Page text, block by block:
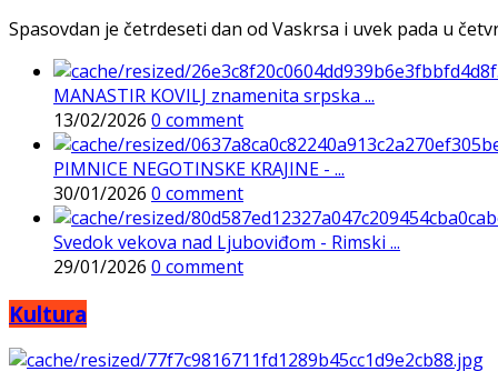
Spasovdan je četrdeseti dan od Vaskrsa i uvek pada u
MANASTIR KOVILJ znamenita srpska ...
13/02/2026 0 comment
PIMNICE NEGOTINSKE KRAJINE - ...
30/01/2026 0 comment
Svedok vekova nad Ljuboviđom - Rimski ...
29/01/2026 0 comment
Kultura